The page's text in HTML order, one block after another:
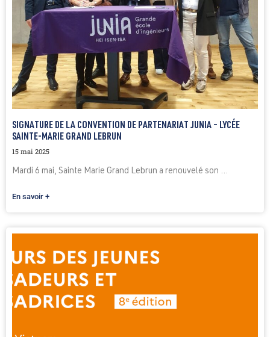
SIGNATURE DE LA CONVENTION DE PARTENARIAT JUNIA – LYCÉE
SAINTE-MARIE GRAND LEBRUN
15 mai 2025
Mardi 6 mai, Sainte Marie Grand Lebrun a renouvelé son ...
En savoir +